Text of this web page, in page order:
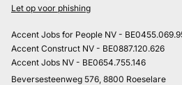
Let op voor phishing
Accent Jobs for People NV -
Accent Construct NV - BE0887.120.626
Accent Jobs NV - BE0654.755.146
Beversesteenweg 576, 8800 Roeselare